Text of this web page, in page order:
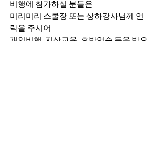
비행에 참가하실 분들은
미리미리 스쿨장 또는 상하강사님께 연
락을 주시어
개인비행, 지상교육, 후방연습 등을 받으